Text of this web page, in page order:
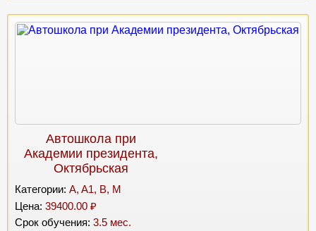
Автошкола при
Академии президента,
Октябрьская
Категории: A, A1, B, M
Цена: 39400.00 ₽
Срок обучения: 3.5 мес.